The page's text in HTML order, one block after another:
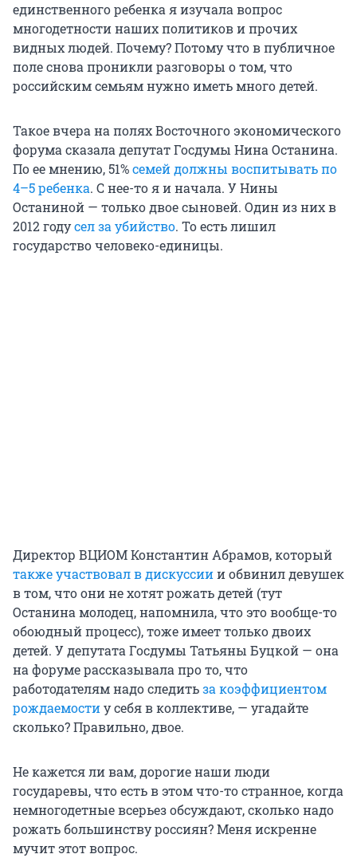
единственного ребенка я изучала вопрос
многодетности наших политиков и прочих
видных людей. Почему? Потому что в публичное
поле снова проникли разговоры о том, что
российским семьям нужно иметь много детей.
Такое вчера на полях Восточного экономического
форума сказала депутат Госдумы Нина Останина.
По ее мнению, 51%семей должны воспитывать по
4–5 ребенка. С нее-то я и начала. У Нины
Останиной — только двое сыновей. Один из них в
2012 годусел за убийство. То есть лишил
государство человеко-единицы.
Директор ВЦИОМ Константин Абрамов, который
также участвовал в дискуссиии обвинил девушек
в том, что они не хотят рожать детей (тут
Останина молодец, напомнила, что это вообще-то
обоюдный процесс), тоже имеет только двоих
детей. У депутата Госдумы Татьяны Буцкой — она
на форуме рассказывала про то, что
работодателям надо следитьза коэффициентом
рождаемостиу себя в коллективе, — угадайте
сколько? Правильно, двое.
Не кажется ли вам, дорогие наши люди
государевы, что есть в этом что-то странное, когда
немногодетные всерьез обсуждают, сколько надо
рожать большинству россиян? Меня искренне
мучит этот вопрос.